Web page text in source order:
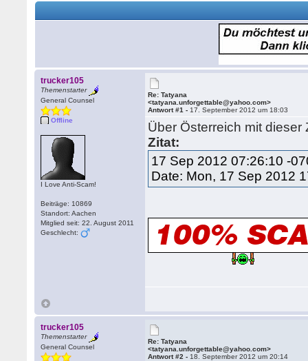
trucker105
Themenstarter
General Counsel
Offline
I Love Anti-Scam!
Beiträge: 10869
Standort: Aachen
Mitglied seit: 22. August 2011
Geschlecht:
Re: Tatyana
<tatyana.unforgettable@yahoo.com>
Antwort #1 - 17. September 2012 um 18:03
Über Österreich mit dieser
Zitat:
17 Sep 2012 07:26:10 -
Date: Mon, 17 Sep 2012
trucker105
Themenstarter
General Counsel
Re: Tatyana
<tatyana.unforgettable@yahoo.com>
Antwort #2 - 18. September 2012 um 20:14